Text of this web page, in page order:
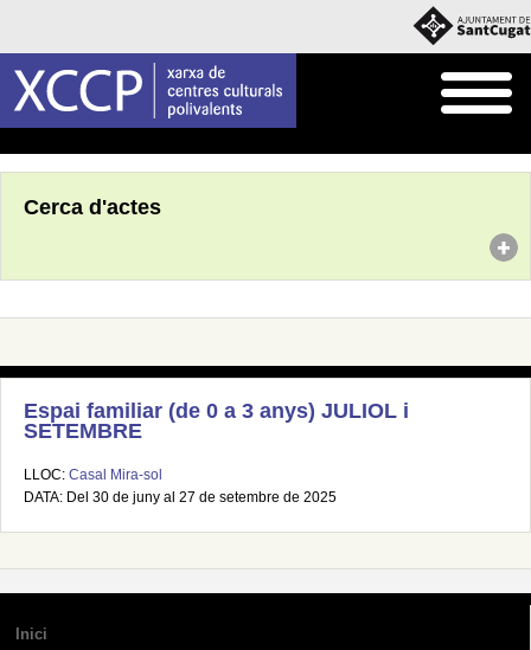
Cerca d'actes
Espai familiar (de 0 a 3 anys) JULIOL i
SETEMBRE
LLOC: Casal Mira-sol
DATA: Del 30 de juny al 27 de setembre de 2025
Inici